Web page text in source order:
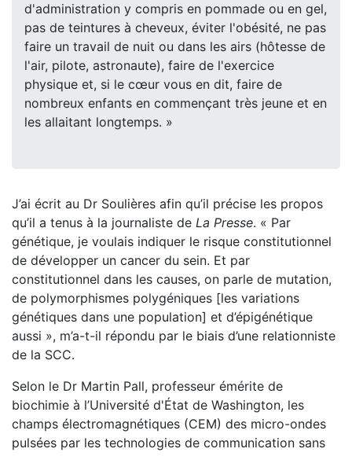
d'administration y compris en pommade ou en gel,
pas de teintures à cheveux, éviter l'obésité, ne pas
faire un travail de nuit ou dans les airs (hôtesse de
l'air, pilote, astronaute), faire de l'exercice
physique et, si le cœur vous en dit, faire de
nombreux enfants en commençant très jeune et en
les allaitant longtemps. »
J’ai écrit au Dr Soulières afin qu’il précise les propos
qu’il a tenus à la journaliste de La Presse. « Par
génétique, je voulais indiquer le risque constitutionnel
de développer un cancer du sein. Et par
constitutionnel dans les causes, on parle de mutation,
de polymorphismes polygéniques [les variations
génétiques dans une population] et d’épigénétique
aussi », m’a-t-il répondu par le biais d’une relationniste
de la SCC.
Selon le Dr Martin Pall, professeur émérite de
biochimie à l’Université d'État de Washington, les
champs électromagnétiques (CEM) des micro-ondes
pulsées par les technologies de communication sans